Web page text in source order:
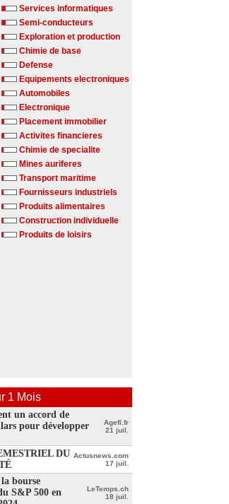
Services informatiques
Semi-conducteurs
Exploration et production
Chimie de base
Defense
Equipements electroniques
Automobiles
Electronique
Placement immobilier
Activites financieres
Chimie de specialite
Mines auriferes
Transport maritime
Fournisseurs industriels
Produits alimentaires
Construction individuelle
Produits de loisirs
1 Mois
un accord de
pour développer
Agefi.fr
21 juil.
DU Actusnews.com
17 juil.
bourse
S&P 500 en
LeTemps.ch
18 juil.